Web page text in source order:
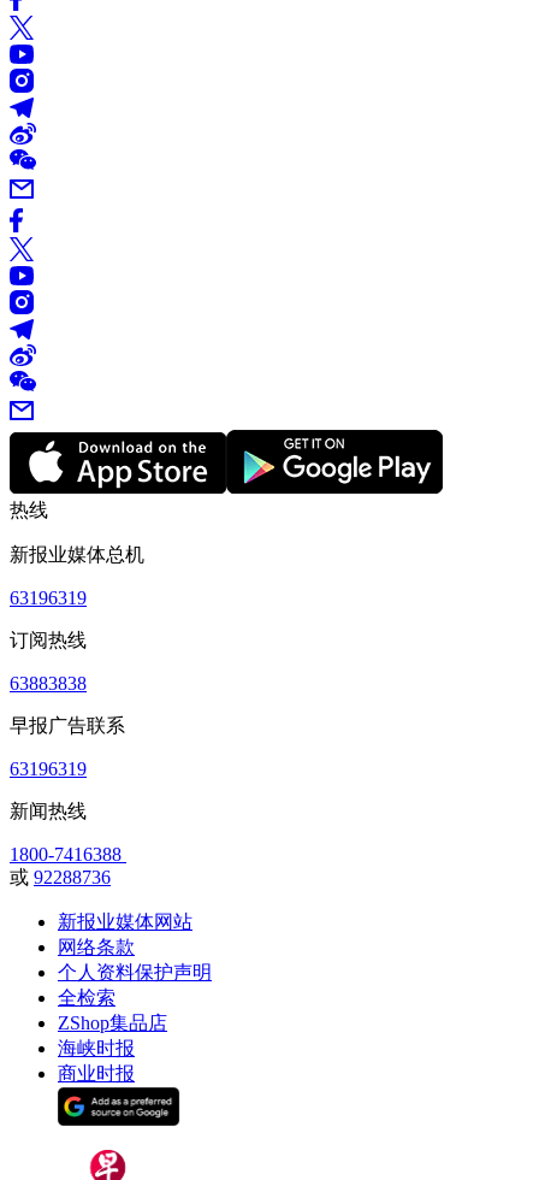
热线
新报业媒体总机
63196319
订阅热线
63883838
早报广告联系
63196319
新闻热线
1800-7416388
或 92288736
新报业媒体网站
网络条款
个人资料保护声明
全检索
ZShop集品店
海峡时报
商业时报